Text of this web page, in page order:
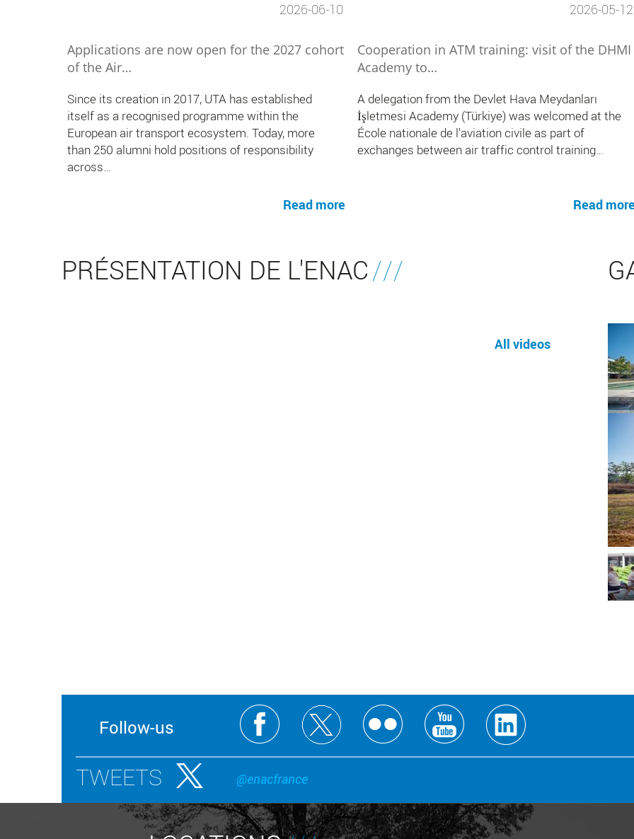
2026-06-10
Applications are now open for the 2027 cohort
of the Air…
Since its creation in 2017, UTA has established
itself as a recognised programme within the
European air transport ecosystem. Today, more
than 250 alumni hold positions of responsibility
across…
Read more
2026-05-12
Cooperation in ATM training: visit of the DHMI
Academy to…
A delegation from the Devlet Hava Meydanları
İşletmesi Academy (Türkiye) was welcomed at the
École nationale de l'aviation civile as part of
exchanges between air traffic control training…
Read
PRÉSENTATION DE L'ENAC
All videos
Follow-us
TWEETS @enacfrance